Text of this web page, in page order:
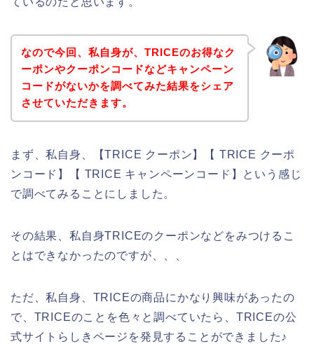
なので今回、私自身が、TRICEのお得なク
ーポンやクーポンコードなどキャンペーン
コードがないかを調べてみた結果をシェア
させていただきます。
まず、私自身、【TRICE クーポン】【 TRICE クーポ
ンコード】【 TRICE キャンペーンコード】という感じ
で調べてみることにしました。
その結果、私自身TRICEのクーポンなどをみつけるこ
とはできなかったのですが、、、
ただ、私自身、TRICEの商品にかなり興味があったの
で、TRICEのことを色々と調べていたら、TRICEの公
式サイトらしきページを発見することができました♪